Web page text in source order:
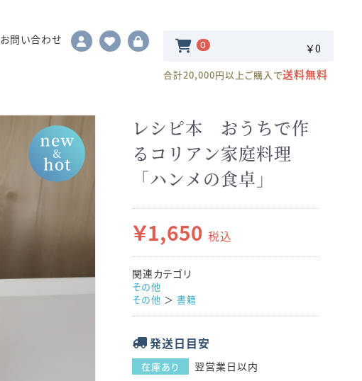
お問い合わせ 0 ￥0
合計20,000円以上ご購入で送料無料
レシピ本 おうちで作
るコリアン家庭料理
「ハンメの食卓」
￥1,650 税込
関連カテゴリ
その他
その他 ＞ 書籍
発送日目安
在庫あり 翌営業日以内